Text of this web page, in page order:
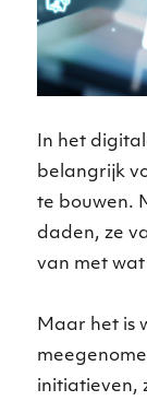
In het
belangrijk
te bouwen.
daden, ze
van met
Maar het is
initiatieven,